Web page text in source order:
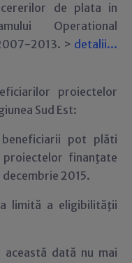
de plata in
Operational
2013. > detalii...
proiectelor
Sud Est:
pot plăti
finanţate
2015.
limită a eligibilităţii
dată nu mai